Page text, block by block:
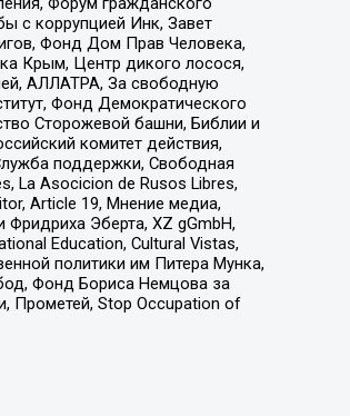
с коррупцией Инк, Завет
Фонд Дом Прав Человека,
Крым, Центр дикого лосося,
АЛЛАТРА, За свободную
Фонд Демократического
Сторожевой башни, Библии и
комитет действия,
поддержки, Свободная
La Asocicion de Rusos Libres,
Article 19, Мнение медиа,
Эберта, XZ gGmbH,
Education, Cultural Vistas,
политики им Питера Мунка,
Фонд Бориса Немцова за
Прометей, Stop Occupation of